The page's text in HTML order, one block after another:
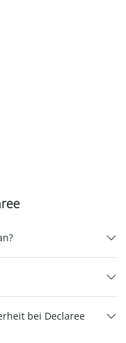
bei Declaree